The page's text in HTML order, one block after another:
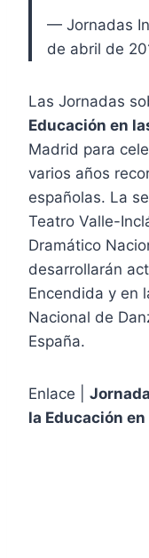
— Jornadas
de abril de
Las Jornadas
Educación en
Madrid para
varios años
españolas. La
Teatro Valle-
Dramático
desarrollarán
Encendida y en
Nacional de
España.
Enlace |
la Educación